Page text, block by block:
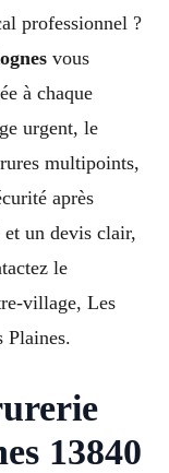
professionnel ?
vous
à chaque
urgent, le
multipoints,
après
un devis clair,
le
village, Les
Plaines.
13840